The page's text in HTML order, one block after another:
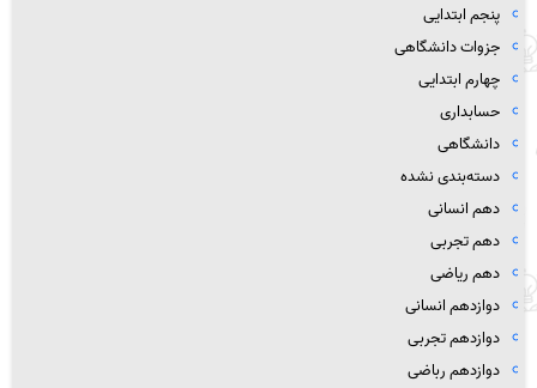
پنجم ابتدایی
جزوات دانشگاهی
چهارم ابتدایی
حسابداری
دانشگاهی
دسته‌بندی نشده
دهم انسانی
دهم تجربی
دهم ریاضی
دوازدهم انسانی
دوازدهم تجربی
دوازدهم رباضی